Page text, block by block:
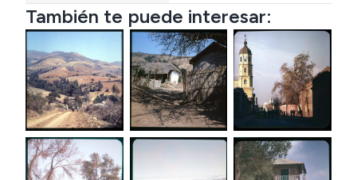
También te puede interesar: